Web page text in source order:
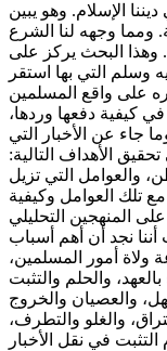
الإسلام. وهو يبين
ومما وجهه لنا الشرع
وهذا البحث يركز على
وسلم التي بها استقر
على واقع المسلمين
في كيفية دفعها وردها،
جاء عن الأخبار التي
الأهداف التالية:
والعوامل التي تزيل
مع تلك العوامل وكيفية
المنهجين التحليلي
أننا نجد أن أهم أسباب
ولاة أمور المسلمين،
بالعهد، والحلم والتثبت
والعصيان والخروج
والغلو والتطرف،